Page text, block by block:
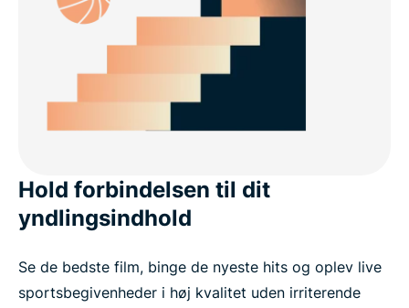
Hold forbindelsen til dit
yndlingsindhold
Se de bedste film, binge de nyeste hits og oplev live
sportsbegivenheder i høj kvalitet uden irriterende